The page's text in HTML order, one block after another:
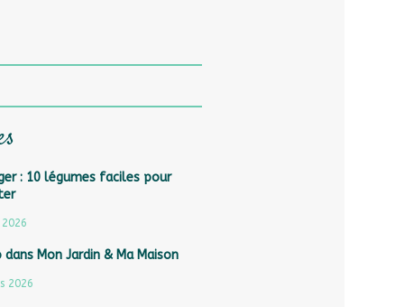
: 10 légumes faciles pour
dans Mon Jardin & Ma Maison
2026